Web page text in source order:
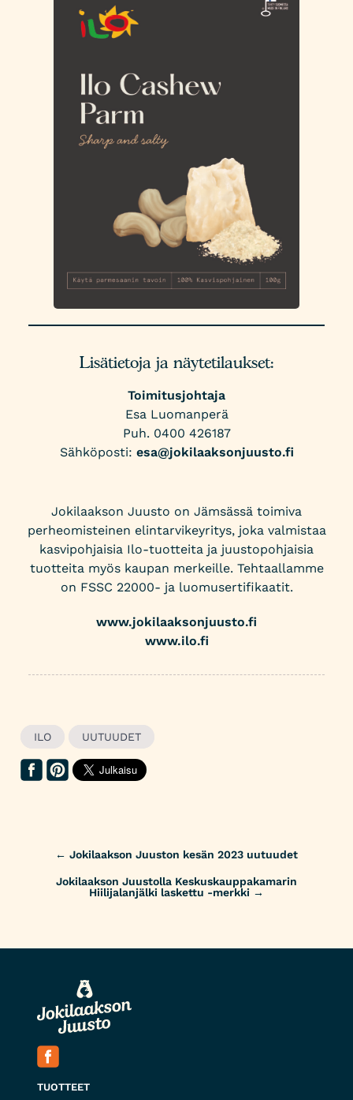
Lisätietoja ja näytetilaukset:
Toimitusjohtaja
Esa Luomanperä
Puh. 0400 426187
Sähköposti: esa@jokilaaksonjuusto.fi
Jokilaakson Juusto on Jämsässä toimiva
perheomisteinen elintarvikeyritys, joka valmistaa
kasvipohjaisia Ilo-tuotteita ja juustopohjaisia
tuotteita myös kaupan merkeille. Tehtaallamme
on FSSC 22000- ja luomusertifikaatit.
www.jokilaaksonjuusto.fi
www.ilo.fi
ILO UUTUUDET
navigation
← Jokilaakson Juuston kesän 2023 uutuudet
Jokilaakson Juustolla Keskuskauppakamarin
Hiilijalanjälki laskettu -merkki →
TUOTTEET